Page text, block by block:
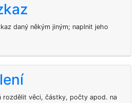
daný někým jiným; naplnit jeho
rozdělit věci, částky, počty apod. na